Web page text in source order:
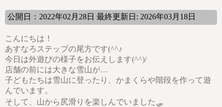
公開日：2022年02月28日 最終更新日: 2026年03月18日
こんにちは！
あすなろステップの尾方です(^^♪
今日は外遊びの様子をお伝えします(^^)/
店舗の前には大きな雪山が…
子どもたちは雪山に登ったり、かまくらや階段を作って遊
んでいます。
そして、山から尻滑りを楽しんでいました🛷